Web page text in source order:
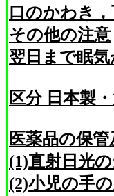
口のかわき
その他の注意
翌日まで眠
区分 日本製
医薬品の保
(1)直射日光
(2)小児の手